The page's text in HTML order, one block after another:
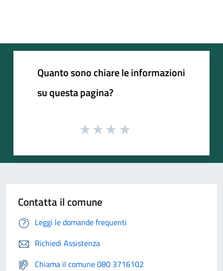
Quanto sono chiare le informazioni
su questa pagina?
Contatta il comune
Leggi le domande frequenti
Richiedi Assistenza
Chiama il comune 080 3716102